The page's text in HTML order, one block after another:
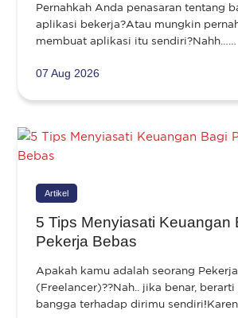
Pernahkah Anda penasaran tentang
aplikasi bekerja?Atau mungkin
membuat aplikasi itu sendiri?Nahh……
07 Aug 2026
Artikel
5 Tips Menyiasati Keuangan
Pekerja Bebas
Apakah kamu adalah seorang
(Freelancer)??Nah.. jika benar, berarti
bangga terhadap dirimu